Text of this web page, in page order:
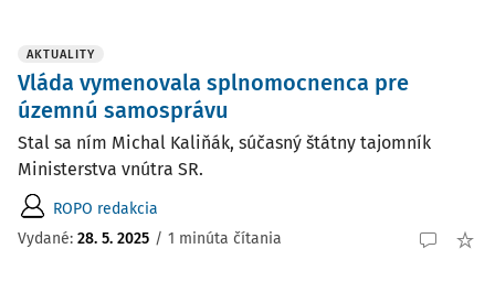
AKTUALITY
Vláda vymenovala splnomocnenca pre
územnú samosprávu
Stal sa ním Michal Kaliňák, súčasný štátny tajomník
Ministerstva vnútra SR.
ROPO redakcia
Vydané: 28. 5. 2025 / 1 minúta čítania